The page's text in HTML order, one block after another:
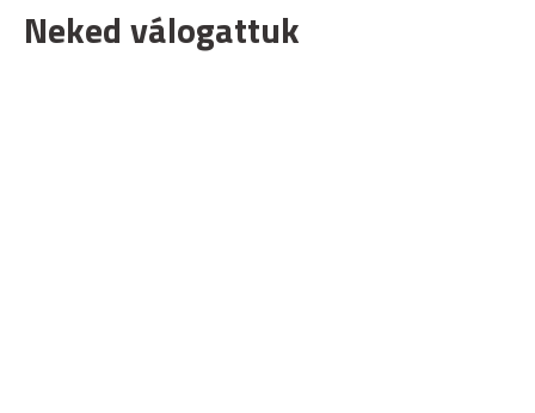
Neked válogattuk